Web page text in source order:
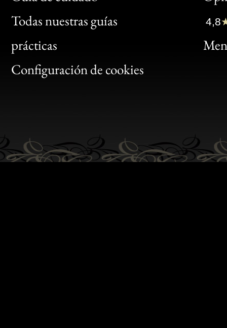
Todas nuestras guías
prácticas
Configuración de cookies
Clic
Bon
4,8